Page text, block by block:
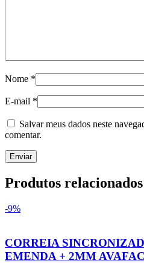
Nome *
E-mail *
Salvar meus dados neste
comentar.
Produtos relacionados
-9%
CORREIA
EMENDA + 2MM AVAFAC